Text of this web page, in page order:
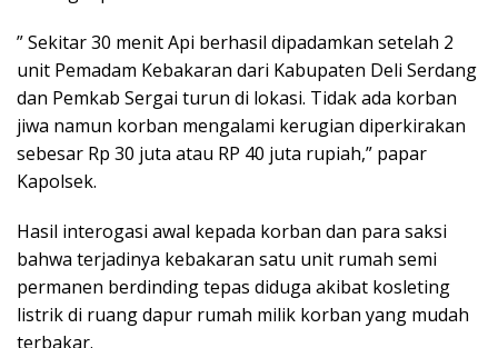
” Sekitar 30 menit Api berhasil dipadamkan setelah 2
unit Pemadam Kebakaran dari Kabupaten Deli Serdang
dan Pemkab Sergai turun di lokasi. Tidak ada korban
jiwa namun korban mengalami kerugian diperkirakan
sebesar Rp 30 juta atau RP 40 juta rupiah,” papar
Kapolsek.
Hasil interogasi awal kepada korban dan para saksi
bahwa terjadinya kebakaran satu unit rumah semi
permanen berdinding tepas diduga akibat kosleting
listrik di ruang dapur rumah milik korban yang mudah
terbakar.